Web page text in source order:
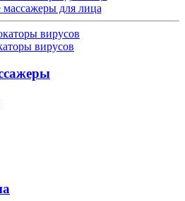
для лица
вирусов